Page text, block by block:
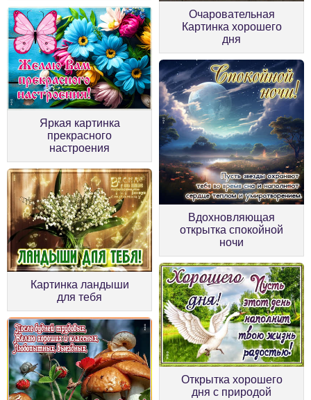
Очаровательная
Картинка хорошего
дня
Яркая картинка
прекрасного
настроения
Вдохновляющая
открытка спокойной
ночи
Картинка ландыши
для тебя
Открытка хорошего
дня с природой